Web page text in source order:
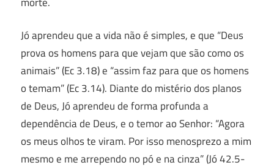
Jó aprendeu que a vida não é simples, e que “Deus
prova os homens para que vejam que são como os
animais” (Ec 3.18) e “assim faz para que os homens
o temam” (Ec 3.14). Diante do mistério dos planos
de Deus, Jó aprendeu de forma profunda a
dependência de Deus, e o temor ao Senhor: “Agora
os meus olhos te viram. Por isso menosprezo a mim
mesmo e me arrependo no pó e na cinza” (Jó 42.5-